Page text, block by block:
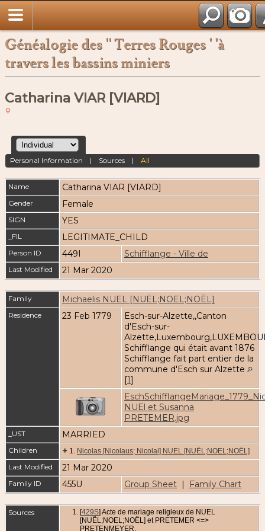
Généalogie des '' Terres Rouges ' 'à
travers les bassins miniers
Catharina VIAR [VIARD]
Personal Information | Sources |All
Name Catharina VIAR [VIARD]
Gender Female
SIGN YES
_FIL LEGITIMATE_CHILD
Person ID 449I Schifflange - Ville de
Last Modified 21 Mar 2020
Family Michaelis NUEL [NUËL;NOEL;NOËL]
Residence 23 Feb 1779
Esch-sur-Alzette,,Canton
d'Esch-sur-
Schifflange qui était avant 1876
Schifflange fait part entier de la
commune d'Esch sur Alzette
[1]
NUEl et Susanna
PRETEMER.jpg
_UST MARRIED
Children + 1. Nicolas [Nicolaus; Nicolai] NUEL [NUËL;NOEL;NOËL]
Last Modified 21 Mar 2020
Family ID 455U Group Sheet | Family Chart
Sources [429S] Acte de mariage religieux de NUEL
[NUËL;NOEL;NOËL] et PRETEMER <=>
PRETENMEYER.